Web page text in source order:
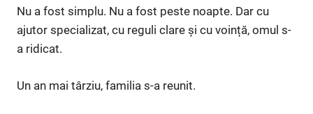
Nu a fost simplu. Nu a fost peste noapte. Dar cu
ajutor specializat, cu reguli clare și cu voință, omul s-
a ridicat.
Un an mai târziu, familia s-a reunit.